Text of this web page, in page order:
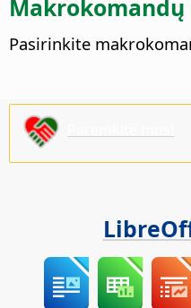
Pasirinkite